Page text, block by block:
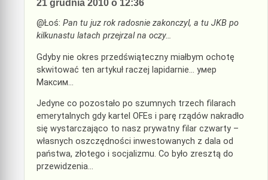
21 grudnia 2010 o 12:36
@Łoś: Pan tu juz rok radosnie zakonczyl, a tu JKB po
kilkunastu latach przejrzal na oczy…
Gdyby nie okres przedświąteczny miałbym ochotę
skwitować ten artykuł raczej lapidarnie… умер
Maксим…
Jedyne co pozostało po szumnych trzech filarach
emerytalnych gdy kartel OFEs i parę rządów nakradło
się wystarczająco to nasz prywatny filar czwarty –
własnych oszczędności inwestowanych z dala od
państwa, złotego i socjalizmu. Co było zresztą do
przewidzenia…